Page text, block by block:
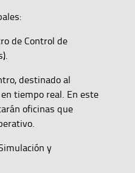
de Control de
destinado al
tiempo real. En este
oficinas que
y